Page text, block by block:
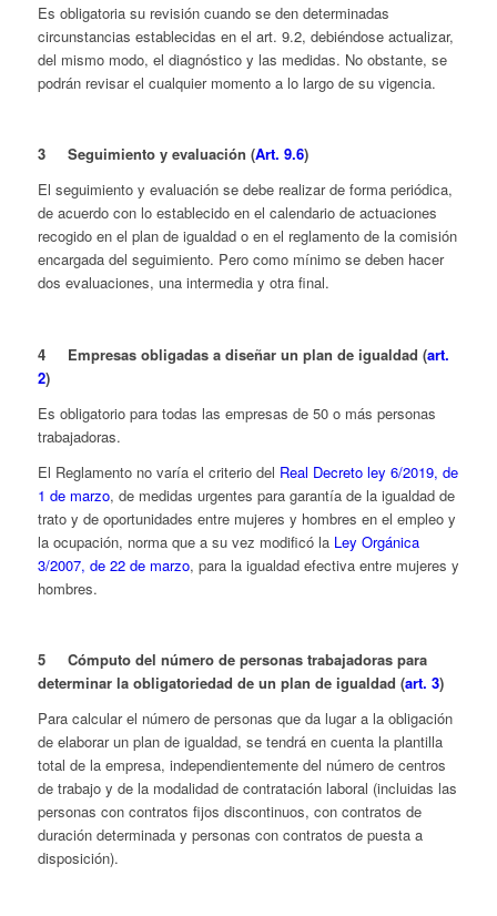
Es obligatoria su revisión cuando se den determinadas
circunstancias establecidas en el art. 9.2, debiéndose actualizar,
del mismo modo, el diagnóstico y las medidas. No obstante, se
podrán revisar el cualquier momento a lo largo de su vigencia.
3 Seguimiento y evaluación (Art. 9.6)
El seguimiento y evaluación se debe realizar de forma periódica,
de acuerdo con lo establecido en el calendario de actuaciones
recogido en el plan de igualdad o en el reglamento de la comisión
encargada del seguimiento. Pero como mínimo se deben hacer
dos evaluaciones, una intermedia y otra final.
4 Empresas obligadas a diseñar un plan de igualdad (art.
2)
Es obligatorio para todas las empresas de 50 o más personas
trabajadoras.
El Reglamento no varía el criterio del Real Decreto ley 6/2019, de
1 de marzo, de medidas urgentes para garantía de la igualdad de
trato y de oportunidades entre mujeres y hombres en el empleo y
la ocupación, norma que a su vez modificó laLey Orgánica
3/2007, de 22 de marzo, para la igualdad efectiva entre mujeres y
hombres.
5 Cómputo del número de personas trabajadoras para
determinar la obligatoriedad de un plan de igualdad (art. 3)
Para calcular el número de personas que da lugar a la obligación
de elaborar un plan de igualdad, se tendrá en cuenta la plantilla
total de la empresa, independientemente del número de centros
de trabajo y de la modalidad de contratación laboral (incluidas las
personas con contratos fijos discontinuos, con contratos de
duración determinada y personas con contratos de puesta a
disposición).